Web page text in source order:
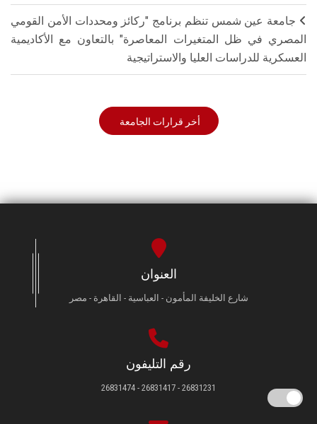
جامعة عين شمس تنظم برنامج "ركائز ومحددات الأمن القومي
المصري في ظل المتغيرات المعاصرة" بالتعاون مع الأكاديمية
العسكرية للدراسات العليا والاستراتيجية
أخر قرارات الجامعة
العنوان
شارع الخليفة المأمون - العباسية - القاهرة - مصر
رقم التليفون
26831231 - 26831417 - 26831474